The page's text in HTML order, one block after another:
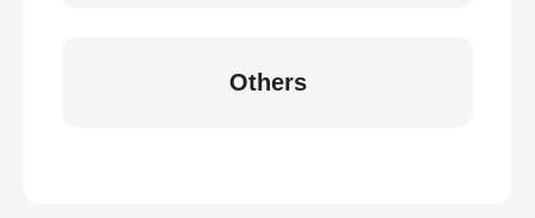
Others